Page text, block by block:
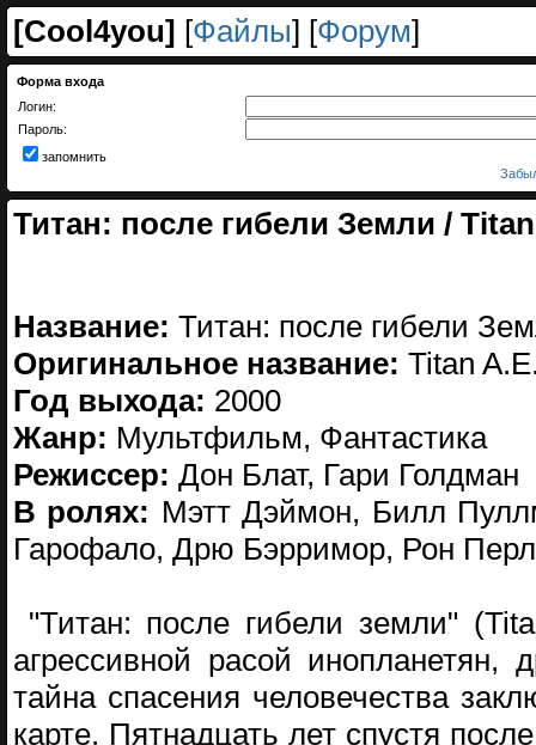
[Cool4you] [Файлы] [Форум]
Форма входа
Логин:
Пароль:
запомнить
Титан: после гибели Земли /
Название: Титан: после гибели
Оригинальное название: Titan
Год выхода: 2000
Жанр: Мультфильм, Фантастика
Режиссер: Дон Блат, Гари Голдман
В ролях: Мэтт Дэймон, Билл
Гарофало, Дрю Бэрримор, Рон
"Титан: после гибели земли"
агрессивной расой
тайна спасения человечества
карте. Пятнадцать лет спустя